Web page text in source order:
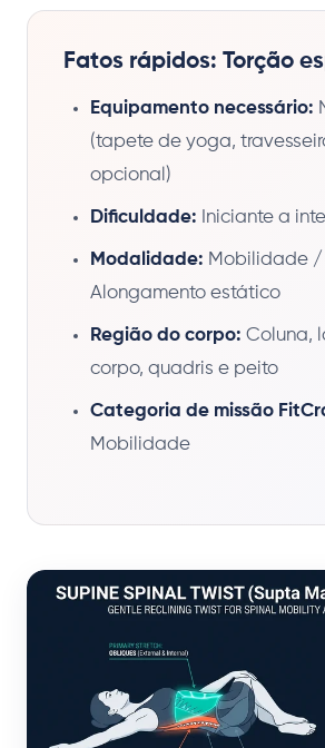
Fatos rápidos: Torção
Equipamento necessário:
(tapete de yoga,
opcional)
Dificuldade: Iniciante a
Modalidade: Mobilidade /
Alongamento estático
Região do corpo: Coluna,
corpo, quadris e peito
Categoria de missão
Mobilidade